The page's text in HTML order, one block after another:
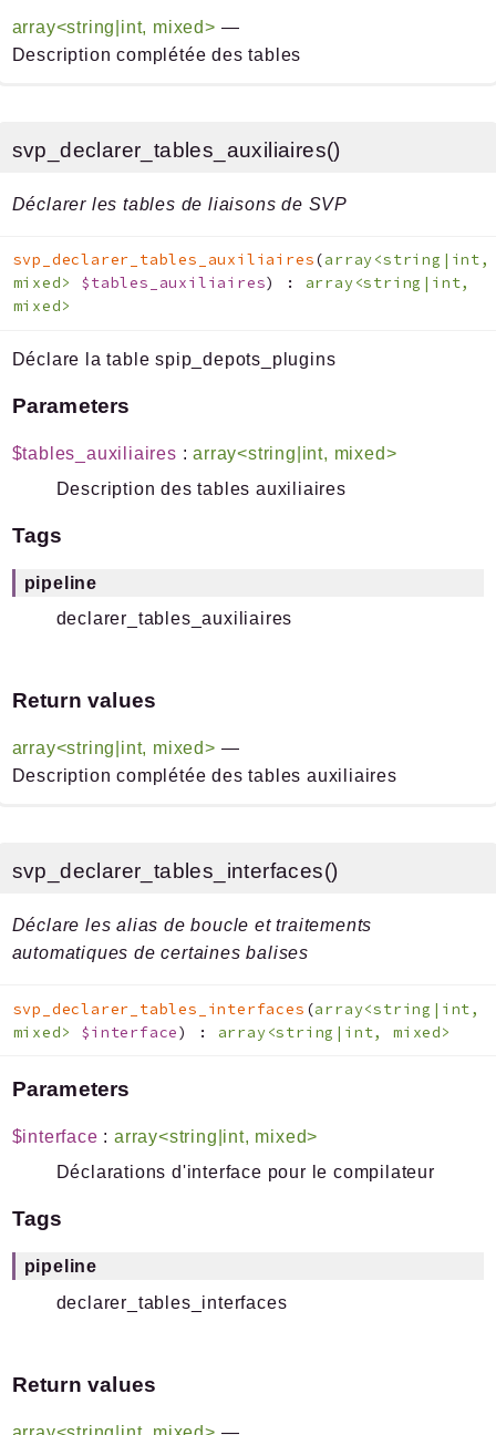
array<string|int, mixed> —
Description complétée des tables
svp_declarer_tables_auxiliaires()
Déclarer les tables de liaisons de SVP
svp_declarer_tables_auxiliaires(array<string|int,
mixed> $tables_auxiliaires) : array<string|int,
mixed>
Déclare la table spip_depots_plugins
Parameters
$tables_auxiliaires :array<string|int, mixed>
Description des tables auxiliaires
Tags
pipeline
declarer_tables_auxiliaires
Return values
array<string|int, mixed> —
Description complétée des tables auxiliaires
svp_declarer_tables_interfaces()
Déclare les alias de boucle et traitements
automatiques de certaines balises
svp_declarer_tables_interfaces (array<string|int,
mixed> $interface) : array<string|int, mixed>
Parameters
$interface :array<string|int, mixed>
Déclarations d'interface pour le compilateur
Tags
pipeline
declarer_tables_interfaces
Return values